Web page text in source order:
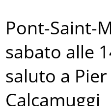
Pont-Saint-
sabato alle
saluto a
Calcamuggi